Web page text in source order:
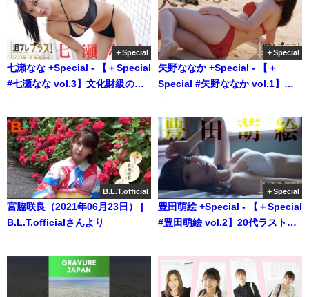
＋Special
七瀬なな +Special - 【＋Special
#七瀬なな vol.3】文化財級の超
酔いしれて。 ＜2025年1月後期
＞―Nana Nanase（2025年01月
30日） | 週プレChannel【集英
社 週刊プレイボーイ公式】さん
より
＋Special
矢野ななか +Special - 【＋
Special #矢野ななか vol.1】俳
の才能を感じさせる表情とスタ
イル。 ＜2025年2月後期＞
―Nanaka Yano（2025年02月14
日） | 週プレChannel【集英社
週刊プレイボーイ公式】さんよ
り
B.L.T.official
宮脇咲良（2021年06月23日） |
B.L.T.officialさんより
＋Special
豊田萌絵 +Special - 【＋Special
#豊田萌絵 vol.2】20代ラストの
年7月前期＞―Moe
Toyota（2024年06月30日） | 週